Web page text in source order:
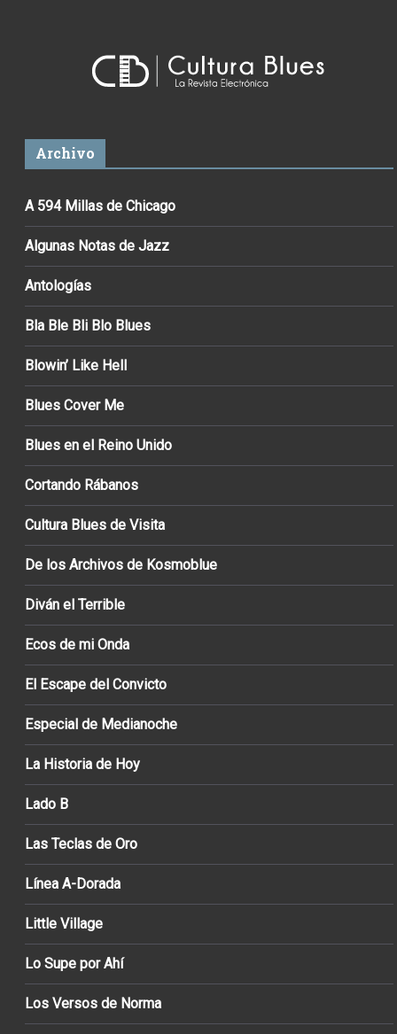
Archivo
A 594 Millas de Chicago
Algunas Notas de Jazz
Antologías
Bla Ble Bli Blo Blues
Blowin’ Like Hell
Blues Cover Me
Blues en el Reino Unido
Cortando Rábanos
Cultura Blues de Visita
De los Archivos de Kosmoblue
Diván el Terrible
Ecos de mi Onda
El Escape del Convicto
Especial de Medianoche
La Historia de Hoy
Lado B
Las Teclas de Oro
Línea A-Dorada
Little Village
Lo Supe por Ahí
Los Versos de Norma